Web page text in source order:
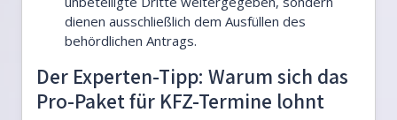
dienen ausschließlich dem Ausfüllen des
behördlichen Antrags.
Der Experten-Tipp: Warum sich das
Pro-Paket für KFZ-Termine lohnt